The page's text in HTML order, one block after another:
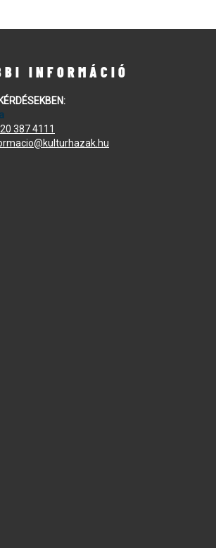
INFORMÁCIÓ
387 4111